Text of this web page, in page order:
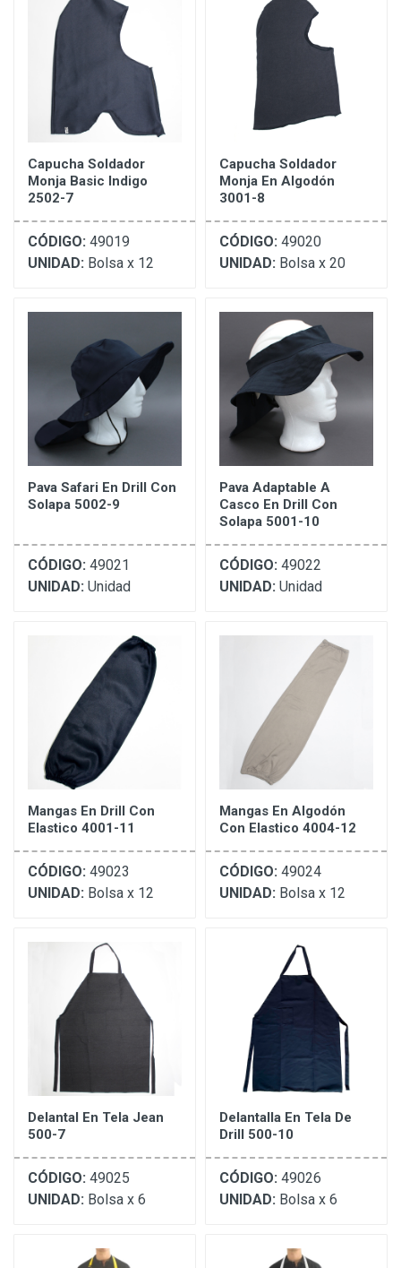
Capucha Soldador
Monja Basic Indigo
2502-7
CÓDIGO: 49019
UNIDAD: Bolsa x 12
Capucha Soldador
Monja En Algodón
3001-8
CÓDIGO: 49020
UNIDAD: Bolsa x 20
Pava Safari En Drill Con
Solapa 5002-9
CÓDIGO: 49021
UNIDAD: Unidad
Pava Adaptable A
Casco En Drill Con
Solapa 5001-10
CÓDIGO: 49022
UNIDAD: Unidad
Mangas En Drill Con
Elastico 4001-11
CÓDIGO: 49023
UNIDAD: Bolsa x 12
Mangas En Algodón
Con Elastico 4004-12
CÓDIGO: 49024
UNIDAD: Bolsa x 12
Delantal En Tela Jean
500-7
CÓDIGO: 49025
UNIDAD: Bolsa x 6
Delantalla En Tela De
Drill 500-10
CÓDIGO: 49026
UNIDAD: Bolsa x 6